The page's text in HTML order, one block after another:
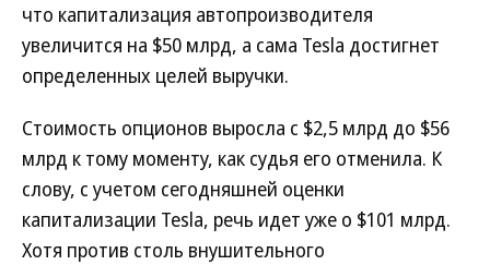
что капитализация автопроизводителя
увеличится на $50 млрд, а сама Tesla достигнет
определенных целей выручки.
Стоимость опционов выросла с $2,5 млрд до $56
млрд к тому моменту, как судья его отменила. К
слову, с учетом сегодняшней оценки
капитализации Tesla, речь идет уже о $101 млрд.
Хотя против столь внушительного